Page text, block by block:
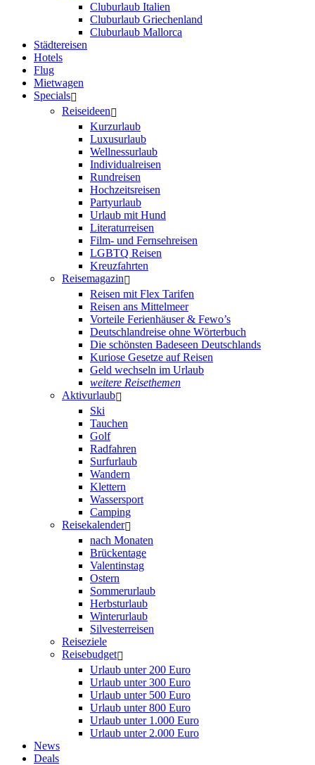
Cluburlaub Italien
Cluburlaub Griechenland
Cluburlaub Mallorca
Städtereisen
Hotels
Flug
Mietwagen
Specials
Reiseideen
Kurzurlaub
Luxusurlaub
Wellnessurlaub
Individualreisen
Rundreisen
Hochzeitsreisen
Partyurlaub
Urlaub mit Hund
Literaturreisen
Film- und Fernsehreisen
LGBTQ Reisen
Kreuzfahrten
Reisemagazin
Reisen mit Flex Tarifen
Reisen ans Mittelmeer
Vorteile Ferienhäuser & Fewo’s
Deutschlandreise ohne Wörterbuch
Die schönsten Badeseen Deutschlands
Kuriose Gesetze auf Reisen
Geld wechseln im Urlaub
weitere Reisethemen
Aktivurlaub
Ski
Tauchen
Golf
Radfahren
Surfurlaub
Wandern
Klettern
Wassersport
Camping
Reisekalender
nach Monaten
Brückentage
Valentinstag
Ostern
Sommerurlaub
Herbsturlaub
Winterurlaub
Silvesterreisen
Reiseziele
Reisebudget
Urlaub unter 200 Euro
Urlaub unter 300 Euro
Urlaub unter 500 Euro
Urlaub unter 800 Euro
Urlaub unter 1.000 Euro
Urlaub unter 2.000 Euro
News
Deals